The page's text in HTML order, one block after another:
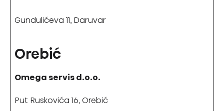
Gundulićeva 11, Daruvar
Orebić
Omega servis d.o.o.
Put Ruskovića 16, Orebić